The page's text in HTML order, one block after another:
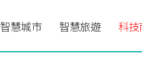
智慧城市 智慧旅遊 科技